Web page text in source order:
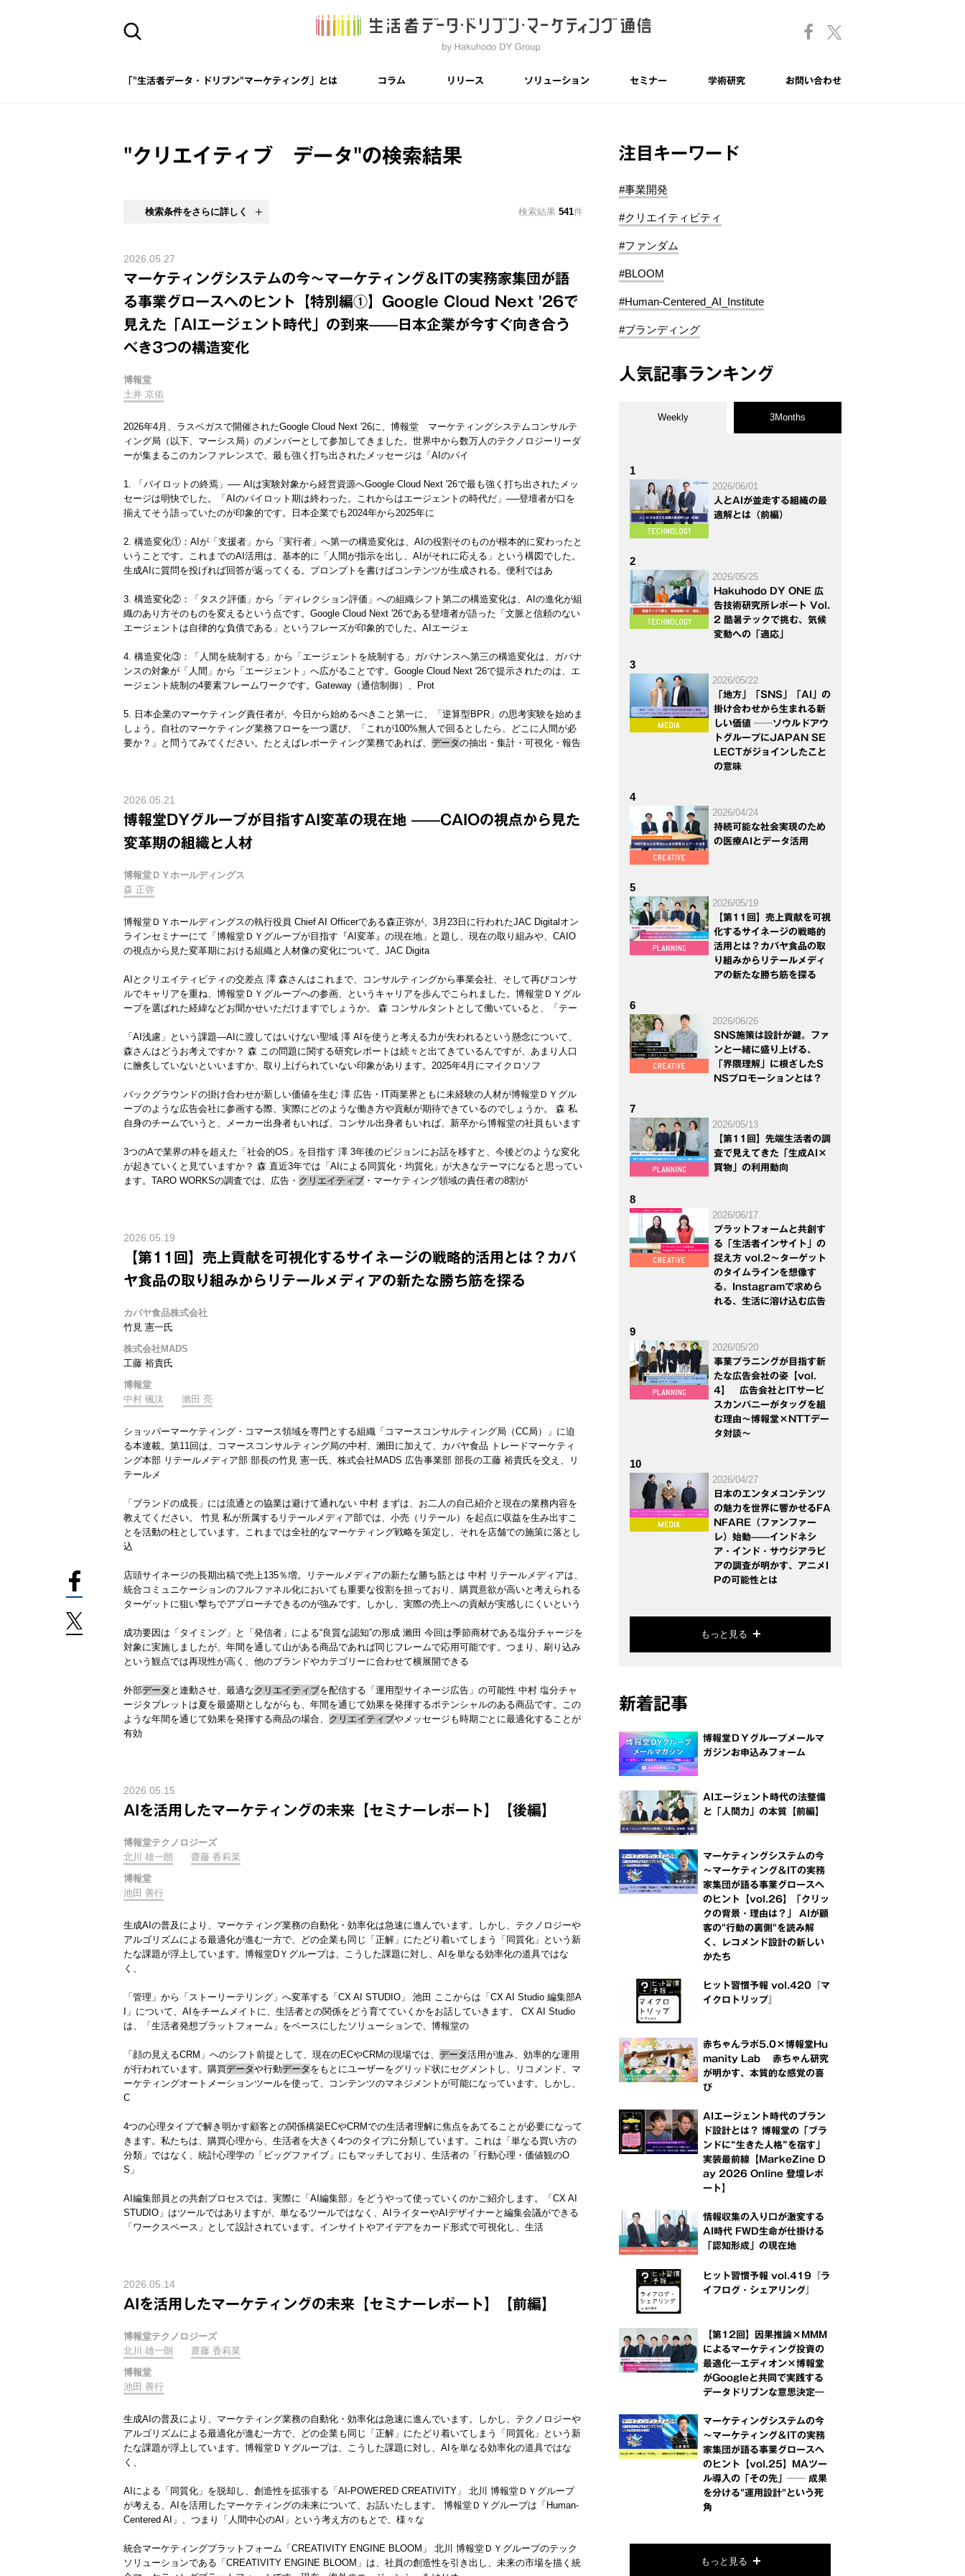
「"生活者データ・ドリブン"マーケティング」とは コラム リリース ソリューション セミナー 学術研究 お問い合わせ
"クリエイティブ データ"の検索結果
検索条件をさらに詳しく 検索結果 541件
2026.05.27
マーケティングシステムの今～マーケティング＆ITの実務家集団が語
る事業グロースへのヒント【特別編①】Google Cloud Next '26で
見えた「AIエージェント時代」の到来——日本企業が今すぐ向き合う
べき3つの構造変化
博報堂
土井 京佑
2026年4月、ラスベガスで開催されたGoogle Cloud Next '26に、博報堂 マーケティングシステムコンサルテ
ィング局（以下、マーシス局）のメンバーとして参加してきました。世界中から数万人のテクノロジーリーダ
ーが集まるこのカンファレンスで、最も強く打ち出されたメッセージは「AIのパイ
1. 「パイロットの終焉」── AIは実験対象から経営資源へGoogle Cloud Next '26で最も強く打ち出されたメッ
セージは明快でした。「AIのパイロット期は終わった。これからはエージェントの時代だ」──登壇者が口を
揃えてそう語っていたのが印象的です。日本企業でも2024年から2025年に
2. 構造変化①：AIが「支援者」から「実行者」へ第一の構造変化は、AIの役割そのものが根本的に変わったと
いうことです。これまでのAI活用は、基本的に「人間が指示を出し、AIがそれに応える」という構図でした。
生成AIに質問を投げれば回答が返ってくる。プロンプトを書けばコンテンツが生成される。便利ではあ
3. 構造変化②：「タスク評価」から「ディレクション評価」への組織シフト第二の構造変化は、AIの進化が組
織のあり方そのものを変えるという点です。Google Cloud Next '26である登壇者が語った「文脈と信頼のない
エージェントは自律的な負債である」というフレーズが印象的でした。AIエージェ
4. 構造変化③：「人間を統制する」から「エージェントを統制する」ガバナンスへ第三の構造変化は、ガバナ
ンスの対象が「人間」から「エージェント」へ広がることです。Google Cloud Next '26で提示されたのは、エ
ージェント統制の4要素フレームワークです。Gateway（通信制御）、Prot
5. 日本企業のマーケティング責任者が、今日から始めるべきこと第一に、「逆算型BPR」の思考実験を始めま
しょう。自社のマーケティング業務フローを一つ選び、「これが100%無人で回るとしたら、どこに人間が必
要か？」と問うてみてください。たとえばレポーティング業務であれば、 データの抽出・集計・可視化・報告
2026.05.21
博報堂DYグループが目指すAI変革の現在地 ——CAIOの視点から見た
変革期の組織と人材
博報堂ＤＹホールディングス
森 正弥
博報堂ＤＹホールディングスの執行役員 Chief AI Officerである森正弥が、3月23日に行われたJAC Digitalオン
ラインセミナーにて「博報堂ＤＹグループが目指す『AI変革』の現在地」と題し、現在の取り組みや、CAIO
の視点から見た変革期における組織と人材像の変化について、JAC Digita
AIとクリエイティビティの交差点 澤 森さんはこれまで、コンサルティングから事業会社、そして再びコンサ
ルでキャリアを重ね、博報堂ＤＹグループへの参画、というキャリアを歩んでこられました。博報堂ＤＹグル
ープを選ばれた経緯などお聞かせいただけますでしょうか。 森 コンサルタントとして働いていると、「テー
「AI浅慮」という課題―AIに渡してはいけない聖域 澤 AIを使うと考える力が失われるという懸念について、
森さんはどうお考えですか？ 森 この問題に関する研究レポートは続々と出てきているんですが、あまり人口
に膾炙していないといいますか、取り上げられていない印象があります。2025年4月にマイクロソフ
バックグラウンドの掛け合わせが新しい価値を生む 澤 広告・IT両業界ともに未経験の人材が博報堂ＤＹグル
ープのような広告会社に参画する際、実際にどのような働き方や貢献が期待できているのでしょうか。 森 私
自身のチームでいうと、メーカー出身者もいれば、コンサル出身者もいれば、新卒から博報堂の社員もいます
3つのAで業界の枠を超えた「社会的OS」を目指す 澤 3年後のビジョンにお話を移すと、今後どのような変化
が起きていくと見ていますか？ 森 直近3年では「AIによる同質化・均質化」が大きなテーマになると思ってい
ます。TARO WORKSの調査では、広告・ クリエイティブ ・マーケティング領域の責任者の8割が
2026.05.19
【第11回】売上貢献を可視化するサイネージの戦略的活用とは？カバ
ヤ食品の取り組みからリテールメディアの新たな勝ち筋を探る
カバヤ食品株式会社
竹見 憲一氏
株式会社MADS
工藤 裕貴氏
博報堂
中村 颯汰
瀨田 亮
ショッパーマーケティング・コマース領域を専門とする組織「コマースコンサルティング局（CC局）」に迫
る本連載。第11回は、コマースコンサルティング局の中村、瀨田に加えて、カバヤ食品 トレードマーケティ
ング本部 リテールメディア部 部長の竹見 憲一氏、株式会社MADS 広告事業部 部長の工藤 裕貴氏を交え、リ
テールメ
「ブランドの成長」には流通との協業は避けて通れない 中村 まずは、お二人の自己紹介と現在の業務内容を
教えてください。 竹見 私が所属するリテールメディア部では、小売（リテール）を起点に収益を生み出すこ
とを活動の柱としています。これまでは全社的なマーケティング戦略を策定し、それを店舗での施策に落とし
込
店頭サイネージの長期出稿で売上135％増。リテールメディアの新たな勝ち筋とは 中村 リテールメディアは、
統合コミュニケーションのフルファネル化においても重要な役割を担っており、購買意欲が高いと考えられる
ターゲットに狙い撃ちでアプローチできるのが強みです。しかし、実際の売上への貢献が実感しにくいという
成功要因は「タイミング」と「発信者」による“良質な認知”の形成 瀨田 今回は季節商材である塩分チャージを
対象に実施しましたが、年間を通して山がある商品であれば同じフレームで応用可能です。つまり、刷り込み
という観点では再現性が高く、他のブランドやカテゴリーに合わせて横展開できる
外部データ と連動させ、最適なクリエイティブを配信する「運用型サイネージ広告」の可能性 中村 塩分チャ
ージタブレットは夏を最盛期としながらも、年間を通じて効果を発揮するポテンシャルのある商品です。この
ような年間を通じて効果を発揮する商品の場合、 クリエイティブやメッセージも時期ごとに最適化することが
有効
2026.05.15
AIを活用したマーケティングの未来【セミナーレポート】【後編】
博報堂テクノロジーズ
北川 雄一朗
齋藤 香莉菜
博報堂
池田 善行
生成AIの普及により、マーケティング業務の自動化・効率化は急速に進んでいます。しかし、テクノロジーや
アルゴリズムによる最適化が進む一方で、どの企業も同じ「正解」にたどり着いてしまう「同質化」という新
たな課題が浮上しています。博報堂DＹグループは、こうした課題に対し、AIを単なる効率化の道具ではな
く、
「管理」から「ストーリーテリング」へ変革する「CX AI STUDIO」 池田 ここからは「CX AI Studio 編集部A
I」について、AIをチームメイトに、生活者との関係をどう育てていくかをお話していきます。 CX AI Studio
は、「生活者発想プラットフォーム」をベースにしたソリューションで、博報堂の
「顔の見えるCRM」へのシフト前提として、現在のECやCRMの現場では、 データ活用が進み、効率的な運用
が行われています。購買データや行動データ をもとにユーザーをグリッド状にセグメントし、リコメンド、マ
ーケティングオートメーションツールを使って、コンテンツのマネジメントが可能になっています。しかし、
C
4つの心理タイプで解き明かす顧客との関係構築ECやCRMでの生活者理解に焦点をあてることが必要になって
きます。私たちは、購買心理から、生活者を大きく4つのタイプに分類しています。これは「単なる買い方の
分類」ではなく、統計心理学の「ビッグファイブ」にもマッチしており、生活者の「行動心理・価値観のO
S」
AI編集部員との共創プロセスでは、実際に「AI編集部」をどうやって使っていくのかご紹介します。「CX AI
STUDIO」はツールではありますが、単なるツールではなく、AIライターやAIデザイナーと編集会議ができる
「ワークスペース」として設計されています。インサイトやアイデアをカード形式で可視化し、生活
2026.05.14
AIを活用したマーケティングの未来【セミナーレポート】【前編】
博報堂テクノロジーズ
北川 雄一朗
齋藤 香莉菜
博報堂
池田 善行
生成AIの普及により、マーケティング業務の自動化・効率化は急速に進んでいます。しかし、テクノロジーや
アルゴリズムによる最適化が進む一方で、どの企業も同じ「正解」にたどり着いてしまう「同質化」という新
たな課題が浮上しています。博報堂ＤＹグループは、こうした課題に対し、AIを単なる効率化の道具ではな
く、
AIによる「同質化」を脱却し、創造性を拡張する「AI-POWERED CREATIVITY」 北川 博報堂ＤＹグループ
が考える、AIを活用したマーケティングの未来について、お話いたします。 博報堂ＤＹグループは「Human-
Centered AI」、つまり「人間中心のAI」という考え方のもとで、様々な
統合マーケティングプラットフォーム「CREATIVITY ENGINE BLOOM」 北川 博報堂ＤＹグループのテック
ソリューションである「CREATIVITY ENGINE BLOOM」は、社員の創造性を引き出し、未来の市場を描く統
注目キーワード
#事業開発
#クリエイティビティ
#ファンダム
#BLOOM
#Human-Centered_AI_Institute
#ブランディング
人気記事ランキング
Weekly 3Months
1
2026/06/01
人とAIが並走する組織の最
適解とは（前編）
2
2026/05/25
Hakuhodo DY ONE 広
告技術研究所レポート Vol.
2 酷暑テックで挑む、気候
変動への「適応」
3
2026/05/22
「地方」「SNS」「AI」の
掛け合わせから生まれる新
しい価値 ──ソウルドアウ
トグループにJAPAN SE
LECTがジョインしたこと
の意味
4
2026/04/24
持続可能な社会実現のため
の医療AIとデータ活用
5
2026/05/19
【第11回】売上貢献を可視
化するサイネージの戦略的
活用とは？カバヤ食品の取
り組みからリテールメディ
アの新たな勝ち筋を探る
6
2026/06/26
SNS施策は設計が鍵。ファ
ンと一緒に盛り上げる、
「界隈理解」に根ざしたS
NSプロモーションとは？
7
2026/05/13
【第11回】先端生活者の調
査で見えてきた「生成AI×
買物」の利用動向
8
2026/06/17
プラットフォームと共創す
る「生活者インサイト」の
捉え方 vol.2～ターゲット
のタイムラインを想像す
る。Instagramで求めら
れる、生活に溶け込む広告
9
2026/05/20
事業プラニングが目指す新
たな広告会社の姿【vol.
4】 広告会社とITサービ
スカンパニーがタッグを組
む理由～博報堂×NTTデー
タ対談～
10
2026/04/27
日本のエンタメコンテンツ
の魅力を世界に響かせるFA
NFARE（ファンファー
レ）始動——インドネシ
ア・インド・サウジアラビ
アの調査が明かす、アニメI
Pの可能性とは
もっと見る
新着記事
博報堂ＤＹグループメールマ
ガジンお申込みフォーム
AIエージェント時代の法整備
と「人間力」の本質【前編】
マーケティングシステムの今
～マーケティング＆ITの実務
家集団が語る事業グロースへ
のヒント【vol.26】「クリッ
クの背景・理由は？」 AIが顧
客の"行動の裏側"を読み解
く、レコメンド設計の新しい
かたち
ヒット習慣予報 vol.420『マ
イクロトリップ』
赤ちゃんラボ5.0×博報堂Hu
manity Lab 赤ちゃん研究
が明かす、本質的な感覚の喜
び
AIエージェント時代のブラン
ド設計とは？ 博報堂の「ブラ
ンドに“生きた人格”を宿す」
実装最前線【MarkeZine D
ay 2026 Online 登壇レポ
ート】
情報収集の入り口が激変する
AI時代 FWD生命が仕掛ける
「認知形成」の現在地
ヒット習慣予報 vol.419『ラ
イフログ・シェアリング』
【第12回】因果推論×MMM
によるマーケティング投資の
最適化―エディオン×博報堂
がGoogleと共同で実践する
データドリブンな意思決定―
マーケティングシステムの今
～マーケティング＆ITの実務
家集団が語る事業グロースへ
のヒント【vol.25】MAツー
ル導入の「その先」── 成果
を分ける"運用設計"という死
角
もっと見る